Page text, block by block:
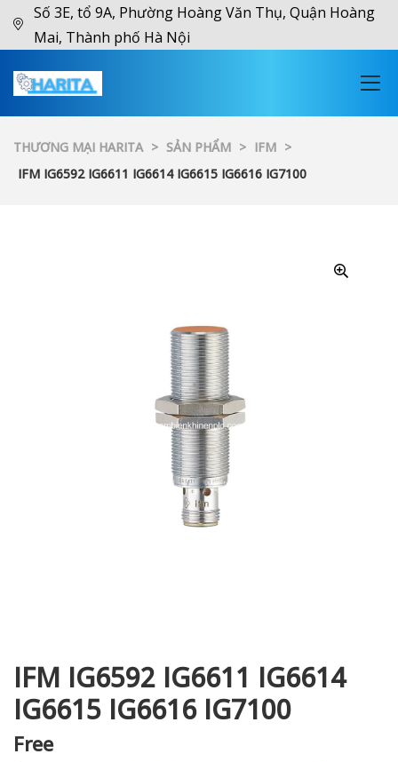
Số 3E, tổ 9A, Phường Hoàng Văn Thụ, Quận Hoàng
Mai, Thành phố Hà Nội
THƯƠNG MẠI HARITA > SẢN PHẨM > IFM >
IFM IG6592 IG6611 IG6614 IG6615 IG6616 IG7100
IFM IG6592 IG6611 IG6614
IG6615 IG6616 IG7100
Free